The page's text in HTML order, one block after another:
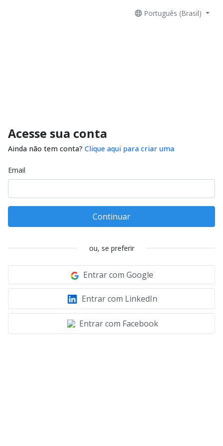
Português (Brasil)
Acesse sua conta
Ainda não tem conta? Clique aqui para criar uma
Email
Continuar
ou, se preferir
Entrar com Google
Entrar com LinkedIn
Entrar com Facebook